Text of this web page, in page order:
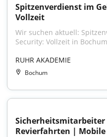
Spitzenverdienst im
Vollzeit
Wir suchen aktuell:
Security: Vollzeit in
RUHR AKADEMIE
Bochum
Revierfahrten |